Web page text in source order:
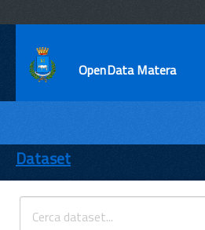
OpenData Matera
ENTI
TEMI
INFORMAZIONI
Dataset